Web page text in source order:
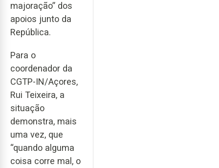
majoração” dos
apoios junto da
República.
Para o
coordenador da
CGTP-IN/Açores,
Rui Teixeira, a
situação
demonstra, mais
uma vez, que
“quando alguma
coisa corre mal, o